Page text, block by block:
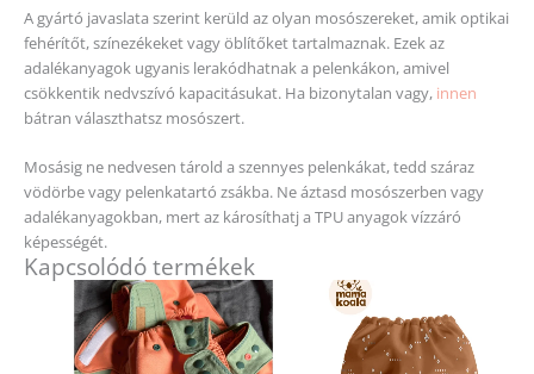
A gyártó javaslata szerint kerüld az olyan mosószereket, amik optikai
fehérítőt, színezékeket vagy öblítőket tartalmaznak. Ezek az
adalékanyagok ugyanis lerakódhatnak a pelenkákon, amivel
csökkentik nedvszívó kapacitásukat. Ha bizonytalan vagy, innen
bátran választhatsz mosószert.
Mosásig ne nedvesen tárold a szennyes pelenkákat, tedd száraz
vödörbe vagy pelenkatartó zsákba. Ne áztasd mosószerben vagy
adalékanyagokban, mert az károsíthatj a TPU anyagok vízzáró
képességét.
Kapcsolódó termékek